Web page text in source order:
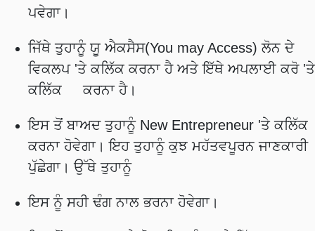
ਪਵੇਗਾ।
ਜਿੱਥੇ ਤੁਹਾਨੂੰ ਯੂ ਐਕਸੈਸ(You may Access) ਲੋਨ ਦੇ
ਵਿਕਲਪ 'ਤੇ ਕਲਿੱਕ ਕਰਨਾ ਹੈ ਅਤੇ ਇੱਥੇ ਅਪਲਾਈ ਕਰੋ 'ਤੇ
ਕਲਿੱਕ ਕਰਨਾ ਹੈ।
ਇਸ ਤੋਂ ਬਾਅਦ ਤੁਹਾਨੂੰ New Entrepreneur 'ਤੇ ਕਲਿੱਕ
ਕਰਨਾ ਹੋਵੇਗਾ। ਇਹ ਤੁਹਾਨੂੰ ਕੁਝ ਮਹੱਤਵਪੂਰਨ ਜਾਣਕਾਰੀ
ਪੁੱਛੇਗਾ। ਉੱਥੇ ਤੁਹਾਨੂੰ
ਇਸ ਨੂੰ ਸਹੀ ਢੰਗ ਨਾਲ ਭਰਨਾ ਹੋਵੇਗਾ।